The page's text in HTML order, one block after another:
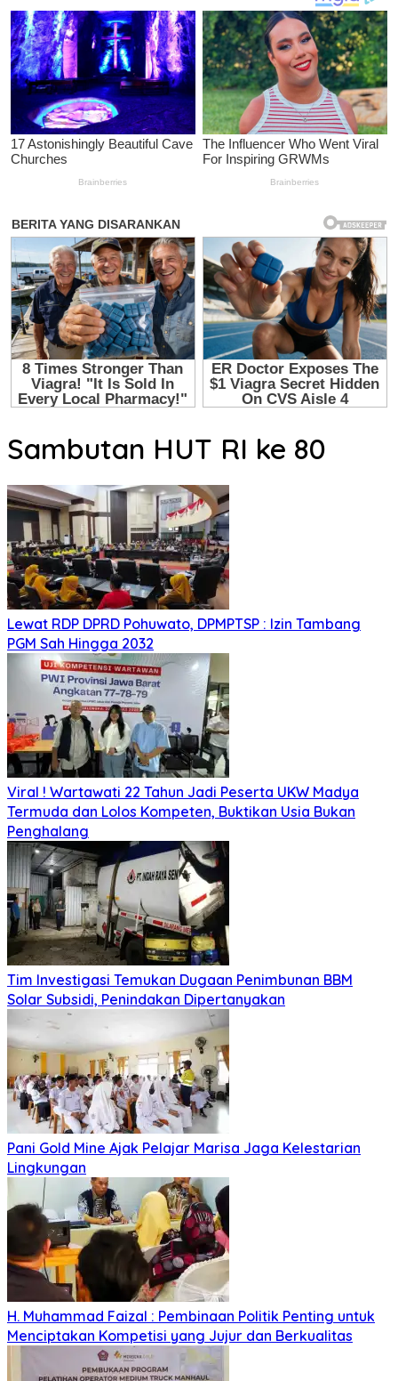
Sambutan HUT RI ke 80
Lewat RDP DPRD Pohuwato, DPMPTSP : Izin Tambang
PGM Sah Hingga 2032
Viral ! Wartawati 22 Tahun Jadi Peserta UKW Madya
Termuda dan Lolos Kompeten, Buktikan Usia Bukan
Penghalang
Tim Investigasi Temukan Dugaan Penimbunan BBM
Solar Subsidi, Penindakan Dipertanyakan
Pani Gold Mine Ajak Pelajar Marisa Jaga Kelestarian
Lingkungan
H. Muhammad Faizal : Pembinaan Politik Penting untuk
Menciptakan Kompetisi yang Jujur dan Berkualitas